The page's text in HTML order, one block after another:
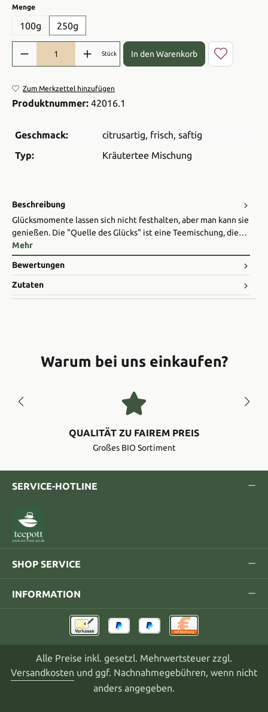
Mengeauswählen
100g 250g
Produkt Anzahl: Gib den gewünschten Wert ein oder benutze die
Stück In den Warenkorb
Zum Merkzettel hinzufügen
Produktnummer: 42016.1
Geschmack: citrusartig, frisch, saftig
Typ:
Kräutertee Mischung
Beschreibung
Glücksmomente lassen sich nicht festhalten, aber man kann sie
genießen. Die "Quelle des Glücks" ist eine Teemischung, die…
Mehr
Bewertungen
Zutaten
Warum bei uns einkaufen?
QUALITÄT ZU FAIREM PREIS
Großes BIO Sortiment
SERVICE-HOTLINE
SHOP SERVICE
INFORMATION
Alle Preise inkl. gesetzl. Mehrwertsteuer zzgl.
Versandkosten und ggf. Nachnahmegebühren, wenn nicht
anders angegeben.